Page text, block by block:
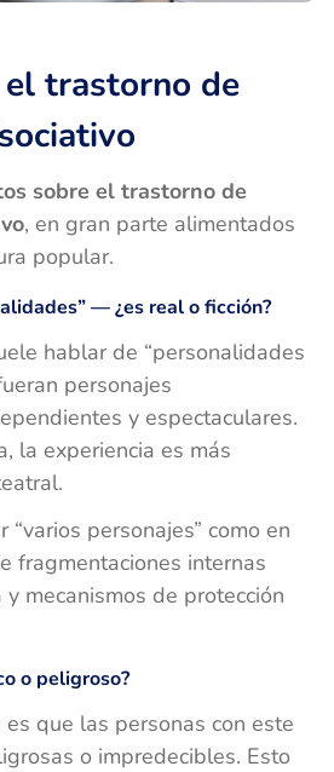
trastorno de
sobre el trastorno de
, en gran parte alimentados
popular.
— ¿es real o ficción?
hablar de “personalidades
personajes
y espectaculares.
la experiencia es más
personajes” como en
fragmentaciones internas
mecanismos de protección
o peligroso?
que las personas con este
o impredecibles. Esto